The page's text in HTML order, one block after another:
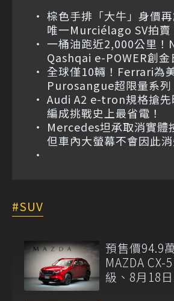
棕色手排「大牛」身價
唯一Murciélago SV拍賣
一桶油跑近2,000公里！
Qashqai e-POWER創金
全球僅10輛！Ferrari為
Purosangue超限量系列
Audi A2 e-tron規格搶先
編成挑戰史上最省電！
Mercedes坦承取消實
但車內大螢幕不會因此
SUV
預售價94.9
MAZDA CX-
級、8月18